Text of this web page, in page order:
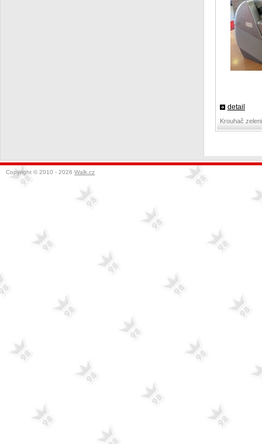
detail
Krouhač
Copyright © 2010 - 2026 Walk.cz